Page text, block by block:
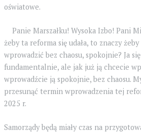
oświatowe.
Panie Marszałku! Wysoka Izbo! Pani
żeby ta reforma się udała, to znaczy żeby
wprowadzić bez chaosu, spokojnie? Ja
fundamentalnie, ale jak już ją chcecie
wprowadźcie ją spokojnie, bez chaosu.
przesunąć termin wprowadzenia tej
2025 r.
Samorządy będą miały czas na